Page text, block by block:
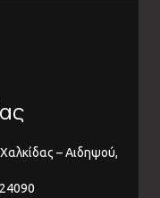
– Αιδηψού,